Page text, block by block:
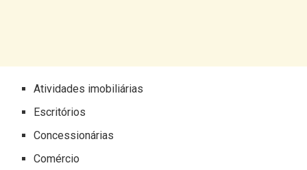
Atividades imobiliárias
Escritórios
Concessionárias
Comércio